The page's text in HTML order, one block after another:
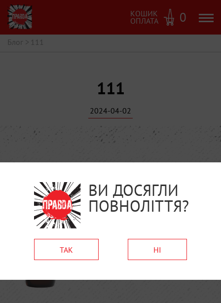
КОШИК
ОПЛАТА 0
Блог > 111
111
2024-04-02
ВИ ДОСЯГЛИ
ПОВНОЛІТТЯ?
ТАК НІ